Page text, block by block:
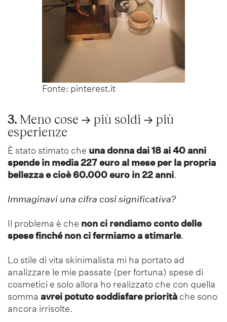
Fonte: pinterest.it
3. Meno cose → più soldi → più
esperienze
È stato stimato che una donna dai 18 ai 40 anni
spende in media 227 euro al mese per la propria
bellezza e cioè 60.000 euro in 22 anni.
Immaginavi una cifra così significativa?
Il problema è che non ci rendiamo conto delle
spese finché non ci fermiamo a stimarle.
Lo stile di vita skinimalista mi ha portato ad
analizzare le mie passate (per fortuna) spese di
cosmetici e solo allora ho realizzato che con quella
somma avrei potuto soddisfare priorità che sono
ancora irrisolte.